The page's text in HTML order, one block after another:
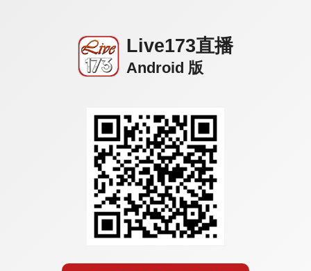
Live173直播
Android 版